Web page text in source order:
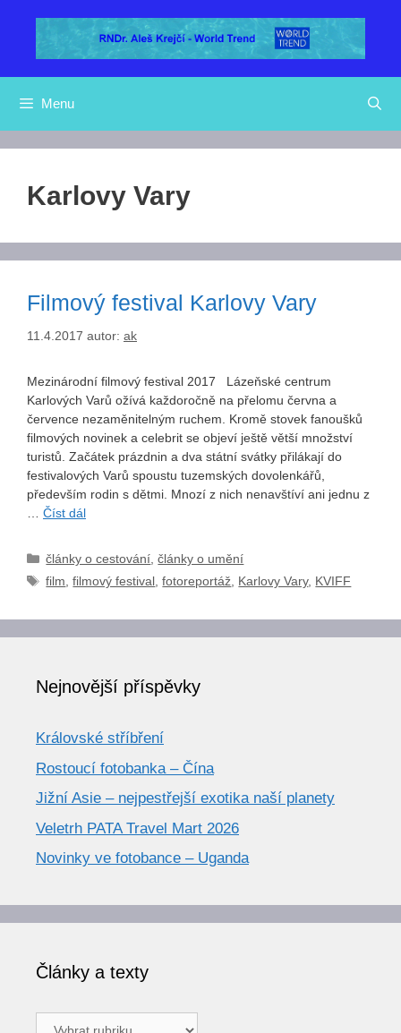
Menu
Karlovy Vary
Filmový festival Karlovy Vary
11.4.2017 autor: ak
Mezinárodní filmový festival 2017 Lázeňské centrum
Karlových Varů ožívá každoročně na přelomu června a
července nezaměnitelným ruchem. Kromě stovek fanoušků
filmových novinek a celebrit se objeví ještě větší množství
turistů. Začátek prázdnin a dva státní svátky přilákají do
festivalových Varů spoustu tuzemských dovolenkářů,
především rodin s dětmi. Mnozí z nich nenavštíví ani jednu z
… Číst dál
Rubriky
články o cestování,články o umění
Štítky
film,filmový festival,fotoreportáž, Karlovy Vary, KVIFF
Nejnovější příspěvky
Královské stříbření
Rostoucí fotobanka – Čína
Jižní Asie – nejpestřejší exotika naší planety
Veletrh PATA Travel Mart 2026
Novinky ve fotobance – Uganda
Články a texty
Články